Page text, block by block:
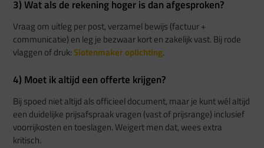
3) Wat als de rekening hoger is dan afgesproken?
Vraag om uitleg per post, verzamel bewijs (factuur +
communicatie) en leg je bezwaar kort en zakelijk vast. Bij rode
vlaggen of druk:Slotenmaker oplichting.
4) Moet ik altijd een offerte krijgen?
Bij spoed niet altijd als officieel document, maar je kunt wél altijd
een duidelijke prijsafspraak vragen (vast of prijsrange) inclusief
voorrijkosten en toeslagen. Weigert men dat, wees extra
kritisch.